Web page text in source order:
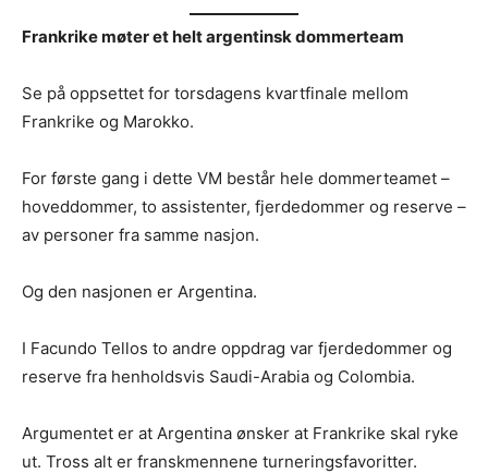
Frankrike møter et helt argentinsk dommerteam
Se på oppsettet for torsdagens kvartfinale mellom
Frankrike og Marokko.
For første gang i dette VM består hele dommerteamet –
hoveddommer, to assistenter, fjerdedommer og reserve –
av personer fra samme nasjon.
Og den nasjonen er Argentina.
I Facundo Tellos to andre oppdrag var fjerdedommer og
reserve fra henholdsvis Saudi-Arabia og Colombia.
Argumentet er at Argentina ønsker at Frankrike skal ryke
ut. Tross alt er franskmennene turneringsfavoritter.